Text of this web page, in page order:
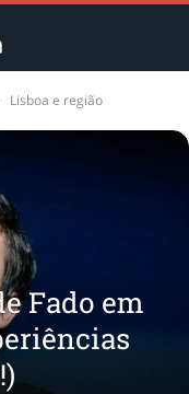
Lisboa e região
Fado em